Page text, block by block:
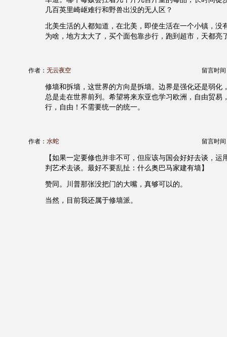
几百英里崎岖难行和野兽出没的无人区？
北美生活的人都知道，在北美，即使生活在一个小镇，没
为啥，地方太大了，买个面包靠步行，跑到超市，天都亮
作者： 无云夜空 留言时间
修墙和拆墙，这世界的方向是拆墙。边界是强化还是弱化
总是走在世界前列。希望将来东亚也学习欧洲，自由贸易
行，自由！不需要统一的统一。
作者： 水蛇 留言时间
【如果一定要修也并非不可，但应该与国会好好去谈，运
判艺术去谈。最好不要乱扯：什么奥巴马家建有墙】
赞同。川普那张没把门的大嘴，真够可以的。
当然，目前我还属于修墙派。